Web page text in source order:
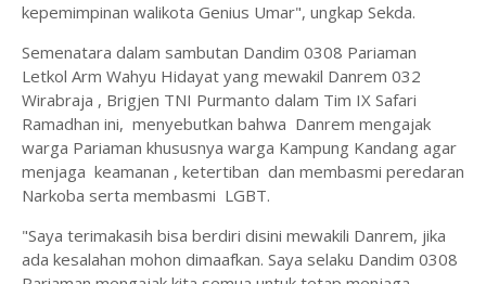
kepemimpinan walikota Genius Umar", ungkap Sekda.
Semenatara dalam sambutan Dandim 0308 Pariaman
Letkol Arm Wahyu Hidayat yang mewakil Danrem 032
Wirabraja , Brigjen TNI Purmanto dalam Tim IX Safari
Ramadhan ini, menyebutkan bahwa Danrem mengajak
warga Pariaman khususnya warga Kampung Kandang agar
menjaga keamanan , ketertiban dan membasmi peredaran
Narkoba serta membasmi LGBT.
"Saya terimakasih bisa berdiri disini mewakili Danrem, jika
ada kesalahan mohon dimaafkan. Saya selaku Dandim 0308